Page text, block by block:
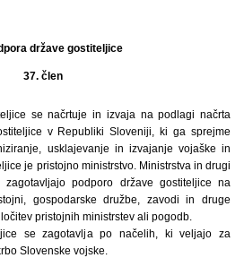
države gostiteljice
37. člen
se načrtuje in izvaja na podlagi načrta
v Republiki Sloveniji, ki ga sprejme
usklajevanje in izvajanje vojaške in
je pristojno ministrstvo. Ministrstva in drugi
podporo države gostiteljice na
gospodarske družbe, zavodi in druge
pristojnih ministrstev ali pogodb.
se zagotavlja po načelih, ki veljajo za
Slovenske vojske.